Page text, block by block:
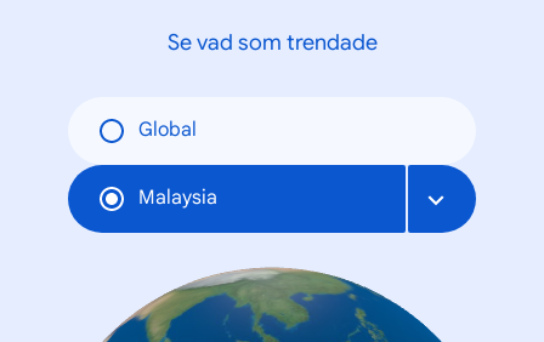
Se vad som trendade
Global
Malaysia